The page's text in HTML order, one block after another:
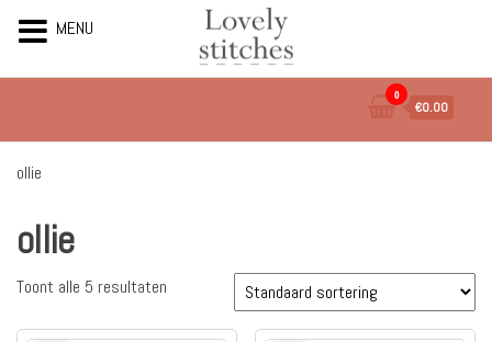
de
inhoud
0
€0.00
ollie
ollie
Toont alle 5 resultaten
MENU